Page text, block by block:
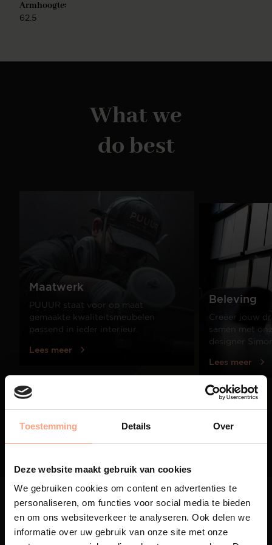
Toestemming Details Over
Deze website maakt gebruik van cookies
We gebruiken cookies om content en advertenties te
personaliseren, om functies voor social media te bieden
en om ons websiteverkeer te analyseren. Ook delen we
informatie over uw gebruik van onze site met onze
Armhoogte:
62.5
What we
do best
Maatwerk
PUUUR staat voor op maat
gemaakte kwaliteitsmeubelen
passend in ieder interieur.
Lees meer
Beleving
Creëer jouw
samen met
designer
Lees meer